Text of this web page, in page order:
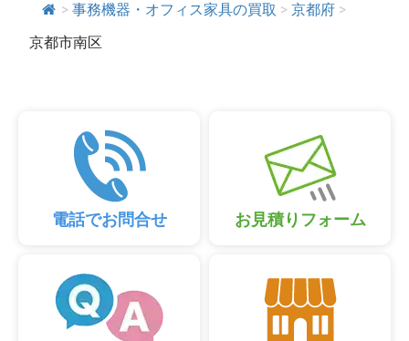
> 事務機器・オフィス家具の買取 > 京都府 >
京都市南区
電話でお問合せ お見積りフォーム